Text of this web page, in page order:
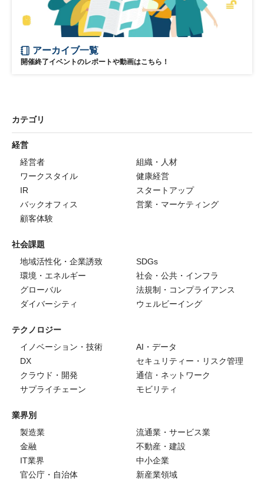
アーカイブ一覧
開催終了イベントのレポートや動画はこちら！
カテゴリ
経営
経営者
組織・人材
ワークスタイル
健康経営
IR
スタートアップ
バックオフィス
営業・マーケティング
顧客体験
社会課題
地域活性化・企業誘致
SDGs
環境・エネルギー
社会・公共・インフラ
グローバル
法規制・コンプライアンス
ダイバーシティ
ウェルビーイング
テクノロジー
イノベーション・技術
AI・データ
DX
セキュリティー・リスク管理
クラウド・開発
通信・ネットワーク
サプライチェーン
モビリティ
業界別
製造業
流通業・サービス業
金融
不動産・建設
IT業界
中小企業
官公庁・自治体
新産業領域